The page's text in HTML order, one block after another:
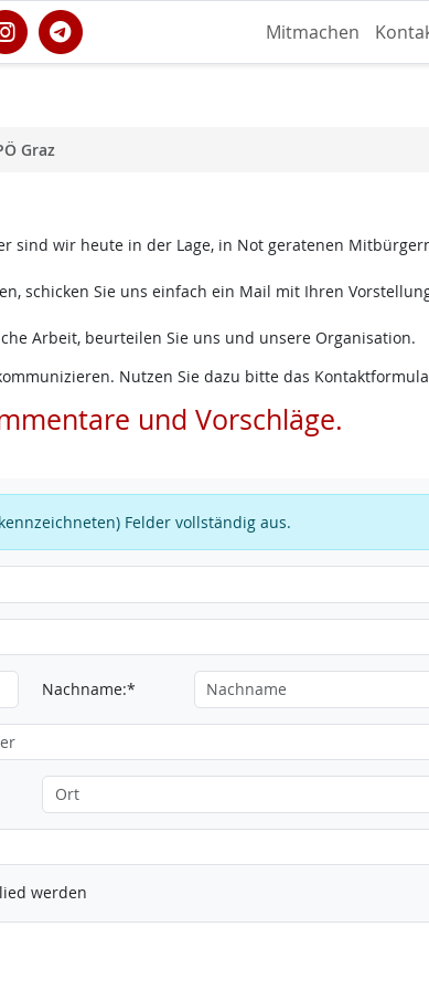
Mitmachen
Graz
sind wir heute in der Lage, in Not geratenen
schicken Sie uns einfach ein Mail mit Ihren
Arbeit, beurteilen Sie uns und unsere Organisation.
Nutzen Sie dazu bitte das
und Vorschläge.
Felder vollständig aus.
Nachname:*
werden